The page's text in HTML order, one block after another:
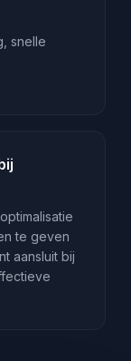
snelle
te geven
aansluit bij